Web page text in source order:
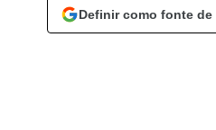
Definir como fonte